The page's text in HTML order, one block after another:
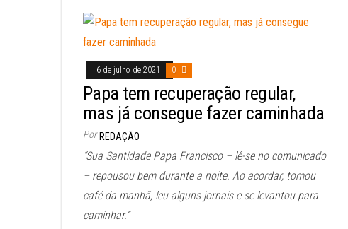
bo
ok
ts
A
pp
ail
6 de julho de 2021 0
Papa tem recuperação regular,
mas já consegue fazer caminhada
Por REDAÇÃO
“Sua Santidade Papa Francisco – lê-se no comunicado
– repousou bem durante a noite. Ao acordar, tomou
café da manhã, leu alguns jornais e se levantou para
caminhar.”